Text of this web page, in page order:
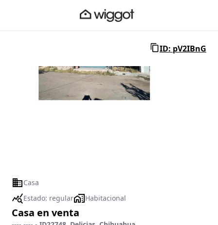
ID: pV2IBnG
Casa
Estado: regular Habitacional
Casa en venta